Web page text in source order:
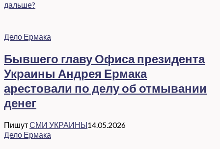
дальше?
Дело Ермака
Бывшего главу Офиса президента
Украины Андрея Ермака
арестовали по делу об отмывании
денег
ПишутСМИ УКРАИНЫ14.05.2026
Дело Ермака